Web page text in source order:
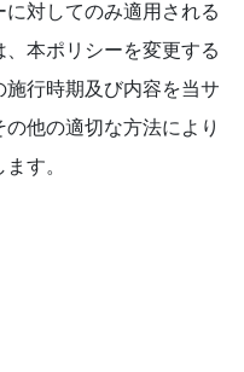
対してのみ適用される
本ポリシーを変更する
行時期及び内容を当サ
他の適切な方法により
す。